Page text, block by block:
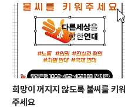
희망이 꺼지지 않도록 불씨를 키워
주세요